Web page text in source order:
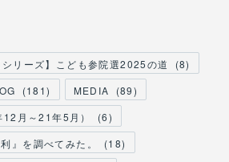
シリーズ】こども参院選2025の道 (8)
(181) MEDIA (89)
月～21年5月）
(6)
』を調べてみた。
(18)